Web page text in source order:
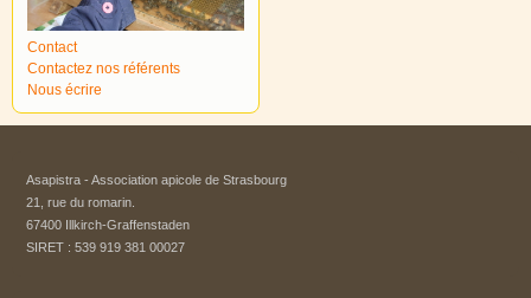
Contact
Contactez nos référents
Nous écrire
Asapistra - Association apicole de Strasbourg​
21, rue du romarin.
67400 Illkirch-Graffenstaden
SIRET : 539 919 381 00027